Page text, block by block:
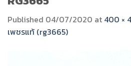
Published 04/07/2020 at 400 ×
เพชรแท้ (rg3665)